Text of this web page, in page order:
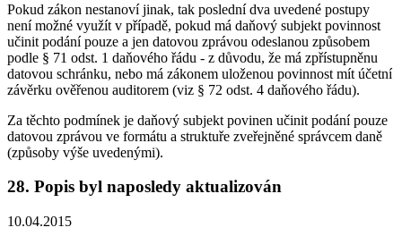
Pokud zákon nestanoví jinak, tak poslední dva uvedené postupy
není možné využít v případě, pokud má daňový subjekt povinnost
učinit podání pouze a jen datovou zprávou odeslanou způsobem
podle § 71 odst. 1 daňového řádu - z důvodu, že má zpřístupněnu
datovou schránku, nebo má zákonem uloženou povinnost mít účetní
závěrku ověřenou auditorem (viz § 72 odst. 4 daňového řádu).
Za těchto podmínek je daňový subjekt povinen učinit podání pouze
datovou zprávou ve formátu a struktuře zveřejněné správcem daně
(způsoby výše uvedenými).
28. Popis byl naposledy aktualizován
10.04.2015